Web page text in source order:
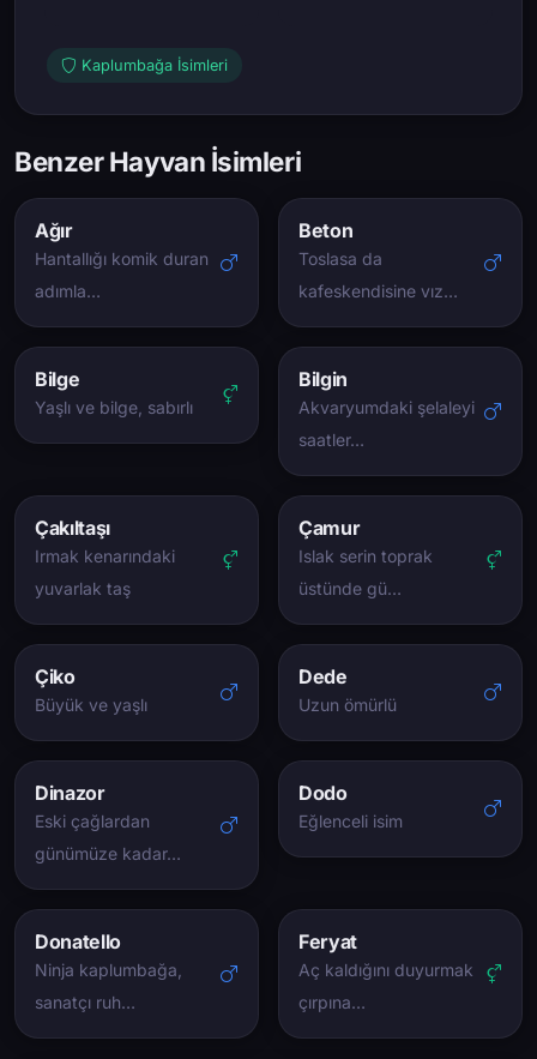
Kaplumbağa İsimleri
Benzer Hayvan İsimleri
Ağır
Hantallığı komik duran
adımla…
Beton
Toslasa da
kafeskendisine vız…
Bilge
Yaşlı ve bilge, sabırlı
Bilgin
Akvaryumdaki şelaleyi
saatler…
Çakıltaşı
Irmak kenarındaki
yuvarlak taş
Çamur
Islak serin toprak
üstünde gü…
Çiko
Büyük ve yaşlı
Dede
Uzun ömürlü
Dinazor
Eski çağlardan
günümüze kadar…
Dodo
Eğlenceli isim
Donatello
Ninja kaplumbağa,
sanatçı ruh…
Feryat
Aç kaldığını duyurmak
çırpına…